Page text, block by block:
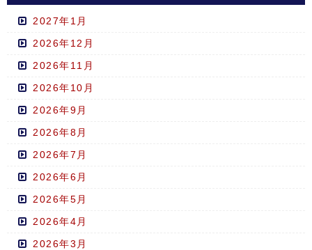
2027年1月
2026年12月
2026年11月
2026年10月
2026年9月
2026年8月
2026年7月
2026年6月
2026年5月
2026年4月
2026年3月